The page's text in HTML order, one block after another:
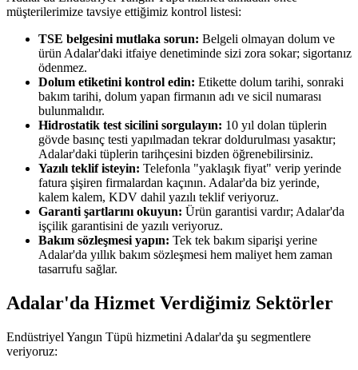
müşterilerimize tavsiye ettiğimiz kontrol listesi:
TSE belgesini mutlaka sorun: Belgeli olmayan dolum ve
ürün Adalar'daki itfaiye denetiminde sizi zora sokar; sigortanız
ödenmez.
Dolum etiketini kontrol edin: Etikette dolum tarihi, sonraki
bakım tarihi, dolum yapan firmanın adı ve sicil numarası
bulunmalıdır.
Hidrostatik test sicilini sorgulayın: 10 yıl dolan tüplerin
gövde basınç testi yapılmadan tekrar doldurulması yasaktır;
Adalar'daki tüplerin tarihçesini bizden öğrenebilirsiniz.
Yazılı teklif isteyin: Telefonla "yaklaşık fiyat" verip yerinde
fatura şişiren firmalardan kaçının. Adalar'da biz yerinde,
kalem kalem, KDV dahil yazılı teklif veriyoruz.
Garanti şartlarını okuyun: Ürün garantisi vardır; Adalar'da
işçilik garantisini de yazılı veriyoruz.
Bakım sözleşmesi yapın: Tek tek bakım siparişi yerine
Adalar'da yıllık bakım sözleşmesi hem maliyet hem zaman
tasarrufu sağlar.
Adalar'da Hizmet Verdiğimiz Sektörler
Endüstriyel Yangın Tüpü hizmetini Adalar'da şu segmentlere
veriyoruz: